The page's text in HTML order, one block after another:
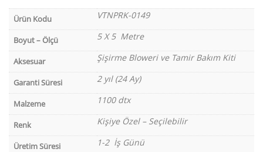
Ürün Kodu VTNPRK-0149
Boyut – Ölçü 5 X 5 Metre
Aksesuar Şişirme Bloweri ve Tamir Bakım Kiti
Garanti Süresi 2 yıl (24 Ay)
Malzeme 1100 dtx
Renk Kişiye Özel – Seçilebilir
Üretim Süresi 1-2 İş Günü